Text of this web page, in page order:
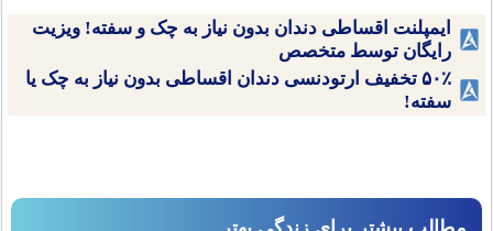
ایمپلنت اقساطی دندان بدون نیاز به چک و سفته! ویزیت
رایگان توسط متخصص
۵۰٪ تخفیف ارتودنسی دندان اقساطی بدون نیاز به چک یا
سفته!